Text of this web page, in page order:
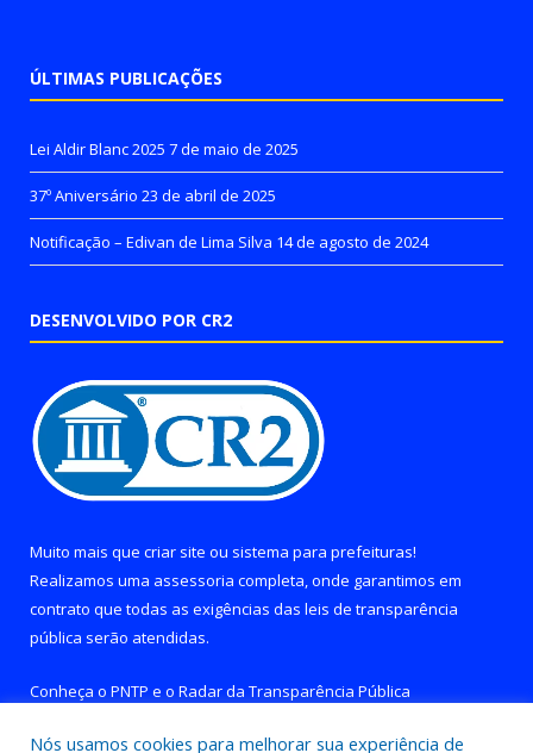
ÚLTIMAS PUBLICAÇÕES
Lei Aldir Blanc 2025 7 de maio de 2025
37º Aniversário 23 de abril de 2025
Notificação – Edivan de Lima Silva 14 de agosto de 2024
DESENVOLVIDO POR CR2
Muito mais que criar site ou sistema para prefeituras!
Realizamos uma assessoria completa, onde garantimos em
contrato que todas as exigências das leis de transparência
pública serão atendidas.
Conheça o PNTP e o Radar da Transparência Pública
Nós usamos cookies para melhorar sua experiência de